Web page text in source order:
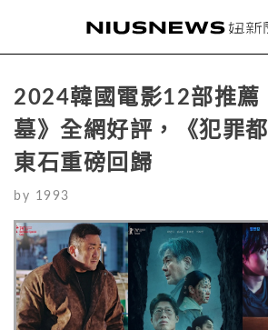
2024韓國電影12部推薦
墓》全網好評，《犯罪
東石重磅回歸
by 1993